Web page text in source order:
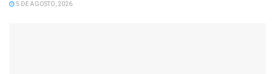
5 DE AGOSTO, 2026